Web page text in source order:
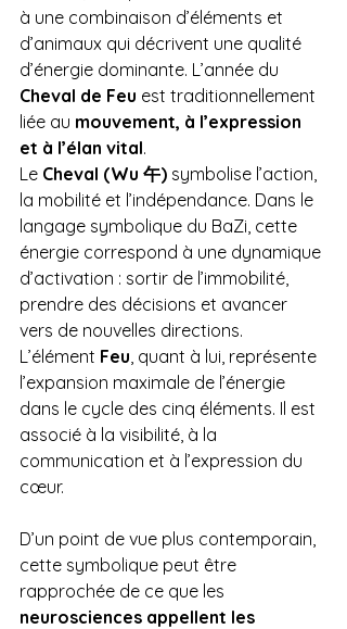
à une combinaison d’éléments et
d’animaux qui décrivent une qualité
d’énergie dominante. L’année du
Cheval de Feu est traditionnellement
liée au mouvement, à l’expression
et à l’élan vital.
Le Cheval (Wu 午) symbolise l’action,
la mobilité et l’indépendance. Dans le
langage symbolique du BaZi, cette
énergie correspond à une dynamique
d’activation : sortir de l’immobilité,
prendre des décisions et avancer
vers de nouvelles directions.
L’élément Feu , quant à lui, représente
l’expansion maximale de l’énergie
dans le cycle des cinq éléments. Il est
associé à la visibilité, à la
communication et à l’expression du
cœur.
D’un point de vue plus contemporain,
cette symbolique peut être
rapprochée de ce que les
neurosciences appellent les